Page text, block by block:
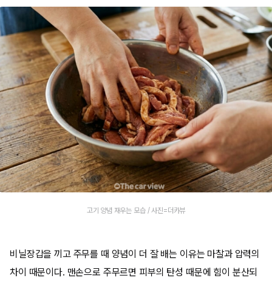
고기 양념 재우는 모습 / 사진=더카뷰
비닐장갑을 끼고 주무를 때 양념이 더 잘 배는 이유는 마찰과 압력의
차이 때문이다. 맨손으로 주무르면 피부의 탄성 때문에 힘이 분산되